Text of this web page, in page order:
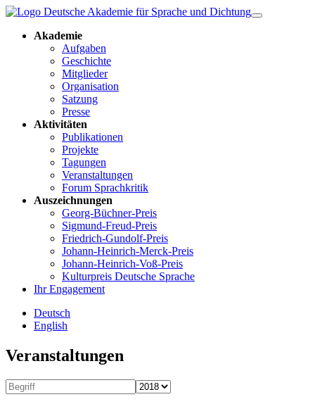
Akademie
Aufgaben
Geschichte
Mitglieder
Organisation
Satzung
Presse
Aktivitäten
Publikationen
Projekte
Tagungen
Veranstaltungen
Forum Sprachkritik
Auszeichnungen
Georg-Büchner-Preis
Sigmund-Freud-Preis
Friedrich-Gundolf-Preis
Johann-Heinrich-Merck-Preis
Johann-Heinrich-Voß-Preis
Kulturpreis Deutsche Sprache
Ihr Engagement
Deutsch
English
Veranstaltungen